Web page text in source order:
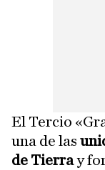
El Tercio
una de las
de Tierray